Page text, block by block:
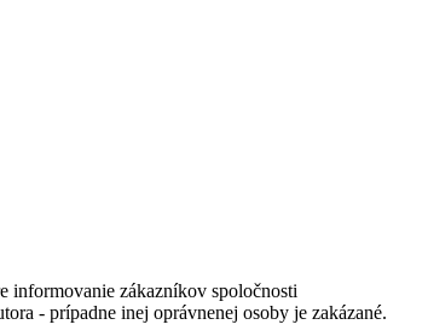
informovanie zákazníkov spoločnosti
- prípadne inej oprávnenej osoby je zakázané.